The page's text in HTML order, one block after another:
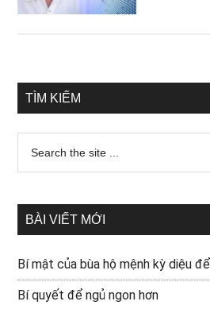
TÌM KIẾM
BÀI VIẾT MỚI
Bí mật của bùa hộ mệnh kỳ diệu
Bí quyết để ngủ ngon hơn